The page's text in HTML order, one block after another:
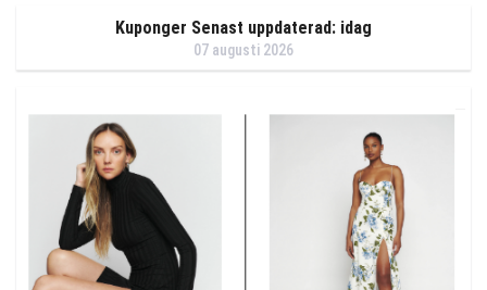
Kuponger Senast uppdaterad: idag
07 augusti 2026